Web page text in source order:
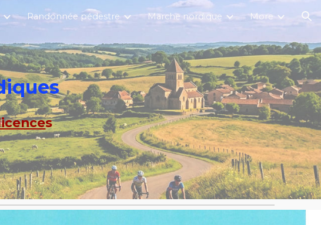
to navigation
Randonnée pédestre Marche nordique More
s